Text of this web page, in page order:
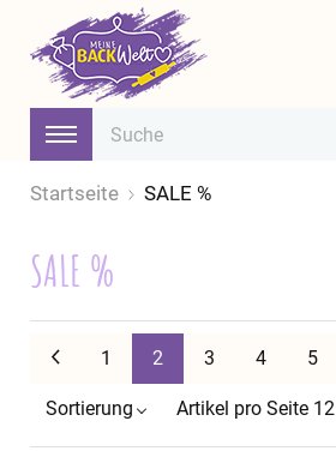
Startseite SALE %
SALE %
Zurück
1 2 3 4 5
Sortierung Artikel pro Seite 12